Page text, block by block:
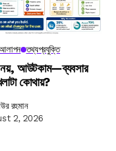
আলাপন তথ্যপ্রযুক্তি
নয়, আউটকাম—ব্যবসার
কোথায়?
রহমান
2, 2026